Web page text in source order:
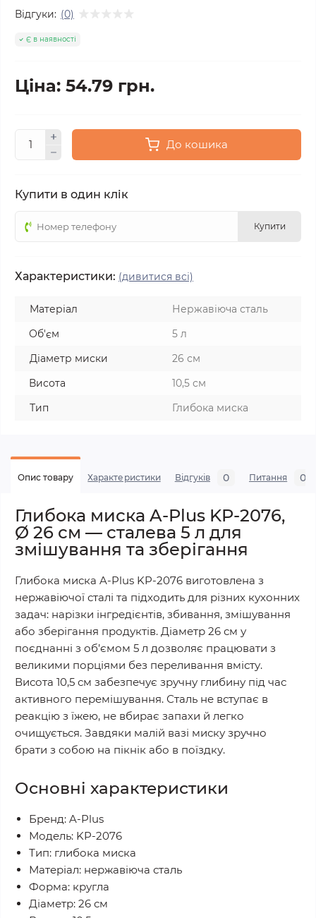
Відгуки: (0)
Є в наявності
Ціна: 54.79 грн.
До кошика
Купити в один клік
Купити
Характеристики: (дивитися всі)
Матеріал
Нержавіюча сталь
Об'єм
5 л
Діаметр миски
26 см
Висота
10,5 см
Тип
Глибока миска
Опис товару Характеристики Відгуків 0 Питання 0
Глибока миска A-Plus KP-2076,
Ø 26 см — сталева 5 л для
змішування та зберігання
Глибока миска A-Plus KP-2076 виготовлена з
нержавіючої сталі та підходить для різних кухонних
задач: нарізки інгредієнтів, збивання, змішування
або зберігання продуктів. Діаметр 26 см у
поєднанні з об’ємом 5 л дозволяє працювати з
великими порціями без переливання вмісту.
Висота 10,5 см забезпечує зручну глибину під час
активного перемішування. Сталь не вступає в
реакцію з їжею, не вбирає запахи й легко
очищується. Завдяки малій вазі миску зручно
брати з собою на пікнік або в поїздку.
Основні характеристики
Бренд: A-Plus
Модель: KP-2076
Тип: глибока миска
Матеріал: нержавіюча сталь
Форма: кругла
Діаметр: 26 см